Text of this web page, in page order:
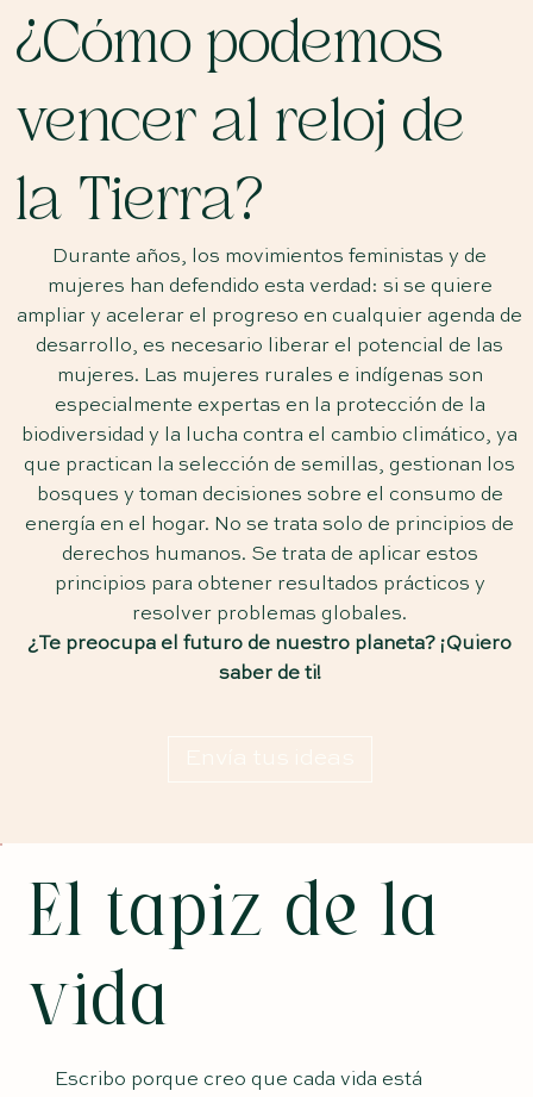
¿Cómo podemos
vencer al reloj de
la Tierra?
Durante años, los movimientos feministas y de
mujeres han defendido esta verdad: si se quiere
ampliar y acelerar el progreso en cualquier agenda de
desarrollo, es necesario liberar el potencial de las
mujeres. Las mujeres rurales e indígenas son
especialmente expertas en la protección de la
biodiversidad y la lucha contra el cambio climático, ya
que practican la selección de semillas, gestionan los
bosques y toman decisiones sobre el consumo de
energía en el hogar. No se trata solo de principios de
derechos humanos. Se trata de aplicar estos
principios para obtener resultados prácticos y
resolver problemas globales.
¿Te preocupa el futuro de nuestro planeta? ¡Quiero
saber de ti!
El tapiz de la
vida
Escribo porque creo que cada vida está